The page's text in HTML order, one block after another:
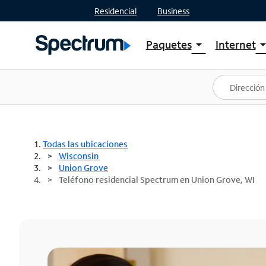
Residencial Business
Paquetesarrow_drop_down
Ver paquetes
Spectrum One
Mejores ofertas
Internetarrow_drop_down
Planes
Todas las ubicaciones
Wisconsin
Union Grove
Teléfono residencial Spectrum en Union Grove, WI